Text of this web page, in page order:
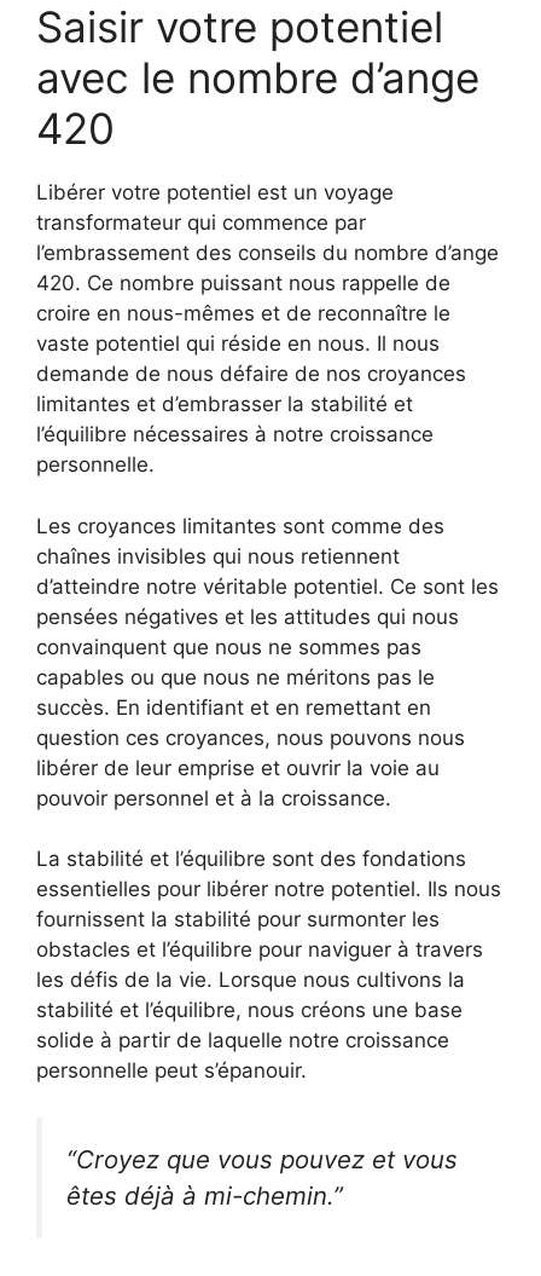
Saisir votre potentiel
avec le nombre d’ange
420
Libérer votre potentiel est un voyage
transformateur qui commence par
l’embrassement des conseils du nombre d’ange
420. Ce nombre puissant nous rappelle de
croire en nous-mêmes et de reconnaître le
vaste potentiel qui réside en nous. Il nous
demande de nous défaire de nos croyances
limitantes et d’embrasser la stabilité et
l’équilibre nécessaires à notre croissance
personnelle.
Les croyances limitantes sont comme des
chaînes invisibles qui nous retiennent
d’atteindre notre véritable potentiel. Ce sont les
pensées négatives et les attitudes qui nous
convainquent que nous ne sommes pas
capables ou que nous ne méritons pas le
succès. En identifiant et en remettant en
question ces croyances, nous pouvons nous
libérer de leur emprise et ouvrir la voie au
pouvoir personnel et à la croissance.
La stabilité et l’équilibre sont des fondations
essentielles pour libérer notre potentiel. Ils nous
fournissent la stabilité pour surmonter les
obstacles et l’équilibre pour naviguer à travers
les défis de la vie. Lorsque nous cultivons la
stabilité et l’équilibre, nous créons une base
solide à partir de laquelle notre croissance
personnelle peut s’épanouir.
“Croyez que vous pouvez et vous
êtes déjà à mi-chemin.”